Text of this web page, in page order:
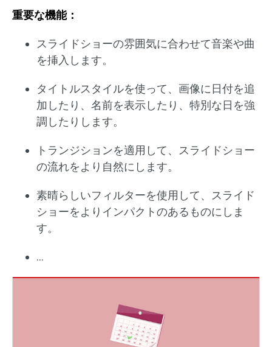
重要な機能：
スライドショーの雰囲気に合わせて音楽や曲
を挿入します。
タイトルスタイルを使って、画像に日付を追
加したり、名前を表示したり、特別な日を強
調したりします。
トランジションを適用して、スライドショー
の流れをより自然にします。
素晴らしいフィルターを使用して、スライド
ショーをよりインパクトのあるものにしま
す。
…